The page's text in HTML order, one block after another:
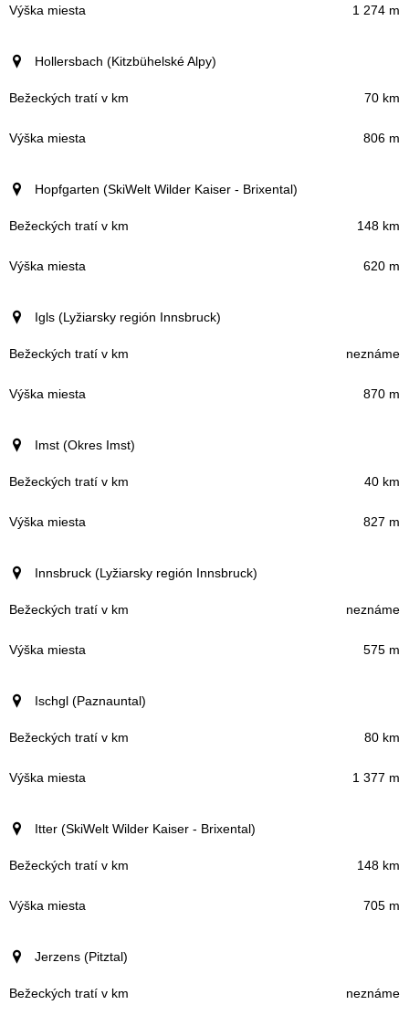
1 274 m
Hollersbach (Kitzbühelské Alpy)
70 km
806 m
Hopfgarten (SkiWelt Wilder Kaiser - Brixental)
148 km
620 m
Igls (Lyžiarsky región Innsbruck)
neznáme
870 m
Imst (Okres Imst)
40 km
827 m
Innsbruck (Lyžiarsky región Innsbruck)
neznáme
575 m
Ischgl (Paznauntal)
80 km
1 377 m
Itter (SkiWelt Wilder Kaiser - Brixental)
148 km
705 m
Jerzens (Pitztal)
neznáme